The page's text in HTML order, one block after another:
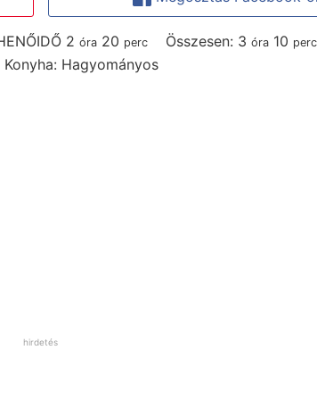
2 hours
óra 20 perc
perc Összesen: 3hours
óra 10perc
perc
Konyha: Hagyományos
hirdetés